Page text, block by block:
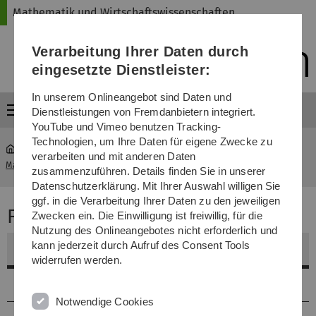
Direkt
Direkt
Direkt
(Sprache,
Drucken,
Media)
Direkt
Direkt
Mathematik und Wirtschaftswissenschaften
Menü
Mathematik und Wirtschaftswissenschaften
Fakultätsrat
Mitglieder des Fakultätsrats - Stand April, 2026
Verarbeitung Ihrer Daten durch
eingesetzte Dienstleister:
In unserem Onlineangebot sind Daten und
Dienstleistungen von Fremdanbietern integriert.
YouTube und Vimeo benutzen Tracking-
Technologien, um Ihre Daten für eigene Zwecke zu
verarbeiten und mit anderen Daten
zusammenzuführen. Details finden Sie in unserer
Datenschutzerklärung. Mit Ihrer Auswahl willigen Sie
ggf. in die Verarbeitung Ihrer Daten zu den jeweiligen
Zwecken ein. Die Einwilligung ist freiwillig, für die
Nutzung des Onlineangebotes nicht erforderlich und
kann jederzeit durch Aufruf des Consent Tools
widerrufen werden.
Notwendige Cookies